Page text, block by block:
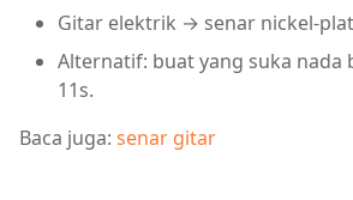
Gitar elektrik → senar nickel-
Alternatif: buat yang suka nada
11s.
Baca juga: senar gitar